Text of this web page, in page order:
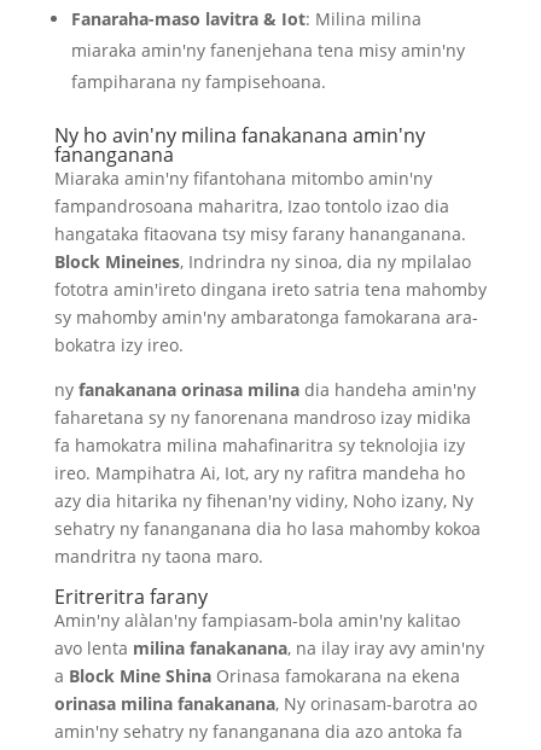
Fanaraha-maso lavitra & Iot: Milina milina
miaraka amin'ny fanenjehana tena misy amin'ny
fampiharana ny fampisehoana.
Ny ho avin'ny milina fanakanana amin'ny
fananganana
Miaraka amin'ny fifantohana mitombo amin'ny
fampandrosoana maharitra, Izao tontolo izao dia
hangataka fitaovana tsy misy farany hananganana.
Block Mineines, Indrindra ny sinoa, dia ny mpilalao
fototra amin'ireto dingana ireto satria tena mahomby
sy mahomby amin'ny ambaratonga famokarana ara-
bokatra izy ireo.
ny fanakanana orinasa milinadia handeha amin'ny
faharetana sy ny fanorenana mandroso izay midika
fa hamokatra milina mahafinaritra sy teknolojia izy
ireo. Mampihatra Ai, Iot, ary ny rafitra mandeha ho
azy dia hitarika ny fihenan'ny vidiny, Noho izany, Ny
sehatry ny fananganana dia ho lasa mahomby kokoa
mandritra ny taona maro.
Eritreritra farany
Amin'ny alàlan'ny fampiasam-bola amin'ny kalitao
avo lenta milina fanakanana, na ilay iray avy amin'ny
a Block Mine ShinaOrinasa famokarana na ekena
orinasa milina fanakanana, Ny orinasam-barotra ao
amin'ny sehatry ny fananganana dia azo antoka fa